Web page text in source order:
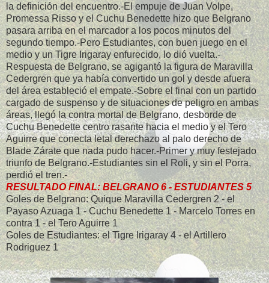
la definición del encuentro.-El empuje de Juan Volpe,
Promessa Risso y el Cuchu Benedette hizo que Belgrano
pasara arriba en el marcador a los pocos minutos del
segundo tiempo.-Pero Estudiantes, con buen juego en el
medio y un Tigre Irigaray enfurecido, lo dió vuelta.-
Respuesta de Belgrano, se agigantó la figura de Maravilla
Cedergren que ya había convertido un gol y desde afuera
del área estableció el empate.-Sobre el final con un partido
cargado de suspenso y de situaciones de peligro en ambas
áreas, llegó la contra mortal de Belgrano, desborde de
Cuchu Benedette centro rasante hacia el medio y el Tero
Aguirre que conecta letal derechazo al palo derecho de
Blade Zárate que nada pudo hacer.-Primer y muy festejado
triunfo de Belgrano.-Estudiantes sin el Roli, y sin el Porra,
perdió el tren.-
RESULTADO FINAL: BELGRANO 6 - ESTUDIANTES 5
Goles de Belgrano: Quique Maravilla Cedergren 2 - el
Payaso Azuaga 1 - Cuchu Benedette 1 - Marcelo Torres en
contra 1 - el Tero Aguirre 1
Goles de Estudiantes: el Tigre Irigaray 4 - el Artillero
Rodriguez 1